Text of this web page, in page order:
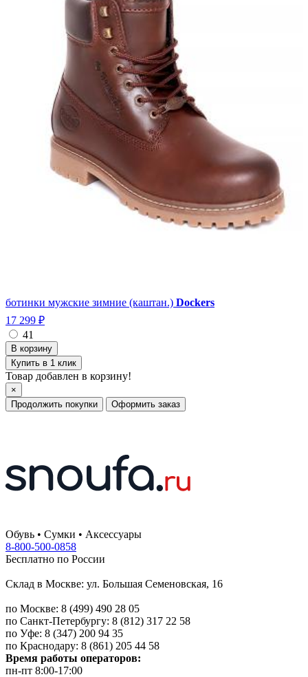
ботинки мужские зимние (каштан.) Dockers
17 299 ₽
41
Купить в 1 клик
Товар добавлен в корзину!
×
Продолжить покупки
Оформить заказ
Обувь • Сумки • Аксессуары
8-800-500-0858
Бесплатно по России
Склад в Москве: ул. Большая Семеновская, 16
по Москве: 8 (499) 490 28 05
по Санкт-Петербургу: 8 (812) 317 22 58
по Уфе: 8 (347) 200 94 35
по Краснодару: 8 (861) 205 44 58
Время работы операторов:
пн-пт 8:00-17:00